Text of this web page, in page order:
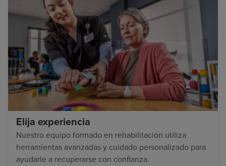
Elija experiencia
Nuestro equipo formado en rehabilitación utiliza
herramientas avanzadas y cuidado personalizado para
ayudarle a recuperarse con confianza.